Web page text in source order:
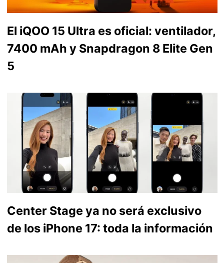
El iQOO 15 Ultra es oficial: ventilador,
7400 mAh y Snapdragon 8 Elite Gen
5
Center Stage ya no será exclusivo
de los iPhone 17: toda la información